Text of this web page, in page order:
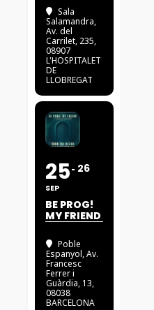
Sala
Salamandra,
Av. del
Carrilet, 235,
08907
L'HOSPITALET
DE
LLOBREGAT
25
SEP
26
BE PROG!
MY FRIEND
Poble
Espanyol, Av.
Francesc
Ferrer i
Guàrdia, 13,
08038
BARCELONA